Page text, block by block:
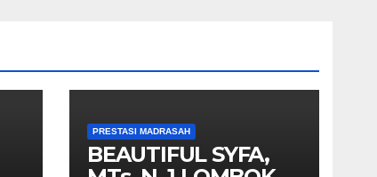
PRESTASI MADRASAH
BEAUTIFUL SYFA,